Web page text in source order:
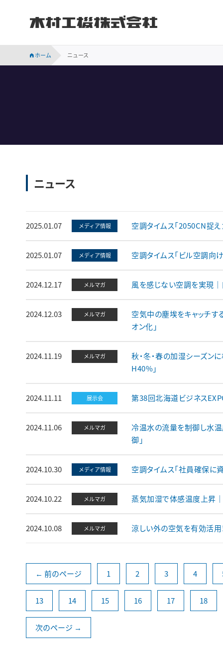
ホーム ニュース
ニュース
2025.01.07 メディア情報 空調タイムス「2050CN捉
2025.01.07 メディア情報 空調タイムス「ビル空調向
2024.12.17 メルマガ 風を感じない空調を実現
2024.12.03 メルマガ
空気中の塵埃をキャッチす
オン化」
2024.11.19 メルマガ
秋・冬・春の加湿シーズン
H40%」
2024.11.11 展示会 第38回北海道ビジネス
2024.11.06 メルマガ
冷温水の流量を制御し水
御」
2024.10.30 メディア情報 空調タイムス「社員確保に
2024.10.22 メルマガ 蒸気加湿で体感温度上昇
2024.10.08 メルマガ 涼しい外の空気を有効活用
← 前のページ 1 2 3 4
13 14 15 16 17 18
次のページ →